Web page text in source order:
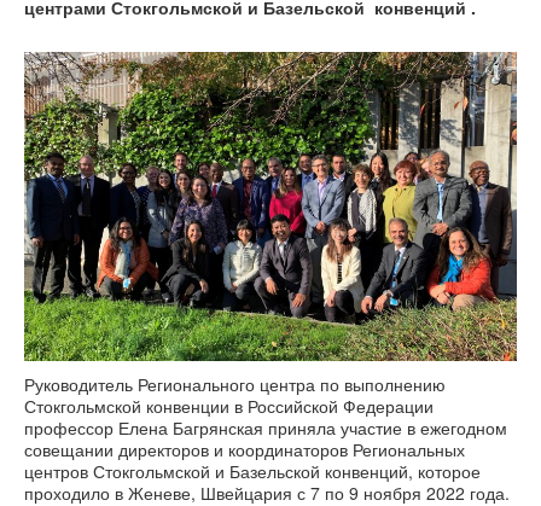
центрами Стокгольмской и Базельской конвенций .
Руководитель Регионального центра по выполнению
Стокгольмской конвенции в Российской Федерации
профессор Елена Багрянская приняла участие в ежегодном
совещании директоров и координаторов Региональных
центров Стокгольмской и Базельской конвенций, которое
проходило в Женеве, Швейцария с 7 по 9 ноября 2022 года.